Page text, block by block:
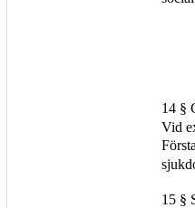
14 §
Vid
15 §